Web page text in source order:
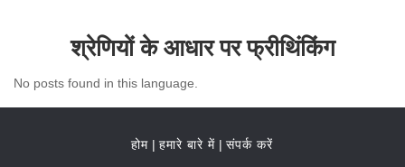
श्रेणियों के आधार पर फ्रीथिंकिंग
No posts found in this language.
होम |हमारे बारे में |संपर्क करें